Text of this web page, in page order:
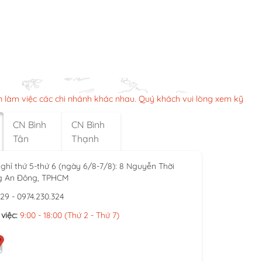
làm việc các chi nhánh khác nhau. Quý khách vui lòng xem kỹ
CN Bình
Tân
CN Bình
Thạnh
thứ 5-thứ 6 (ngày 6/8-7/8): 8 Nguyễn Thời
An Đông, TPHCM
- 0974.230.324
9:00 - 18:00 (Thứ 2 - Thứ 7)